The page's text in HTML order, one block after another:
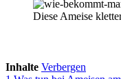
Diese Ameise
Inhalte Verbergen